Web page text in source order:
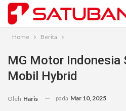
Home Berita
MG Motor Indonesia
Mobil Hybrid
Oleh Haris pada Mar 10, 2025